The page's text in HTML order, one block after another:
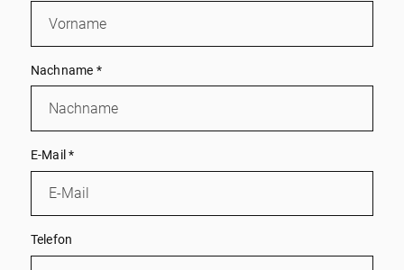
Nachname *
E-Mail*
Telefon